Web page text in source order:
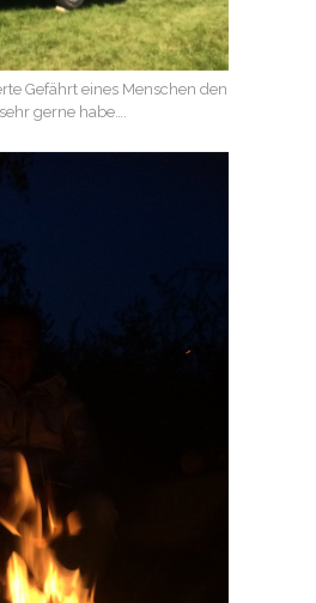
Gefährt eines Menschen den
gerne habe….